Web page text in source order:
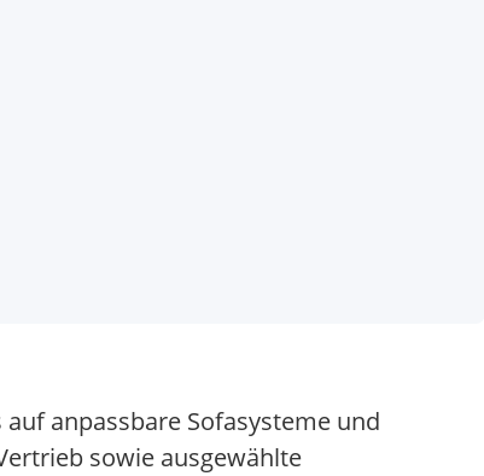
anpassbare Sofasysteme und
sowie ausgewählte